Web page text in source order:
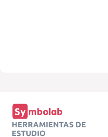
HERRAMIENTAS DE
ESTUDIO